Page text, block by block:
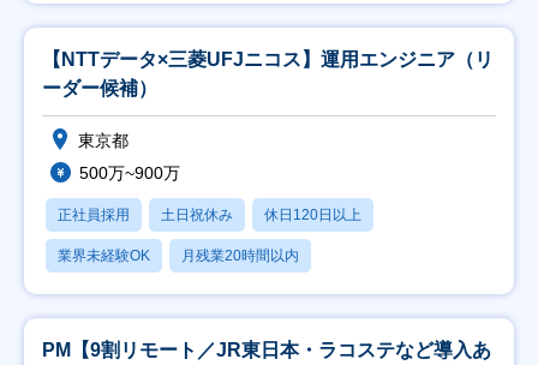
【NTTデータ×三菱UFJニコス】運用エンジニア（リ
ーダー候補）
東京都
500万~900万
正社員採用 土日祝休み 休日120日以上
業界未経験OK 月残業20時間以内
PM【9割リモート／JR東日本・ラコステなど導入あ